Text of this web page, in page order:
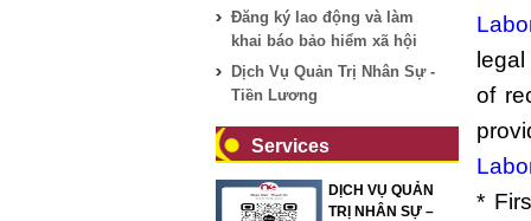
Đăng ký lao động và làm
khai báo bảo hiểm xã hội
Dịch Vụ Quản Trị Nhân Sự -
Tiền Lương
Services
DỊCH VỤ QUẢN
TRỊ NHÂN SỰ –
of
*